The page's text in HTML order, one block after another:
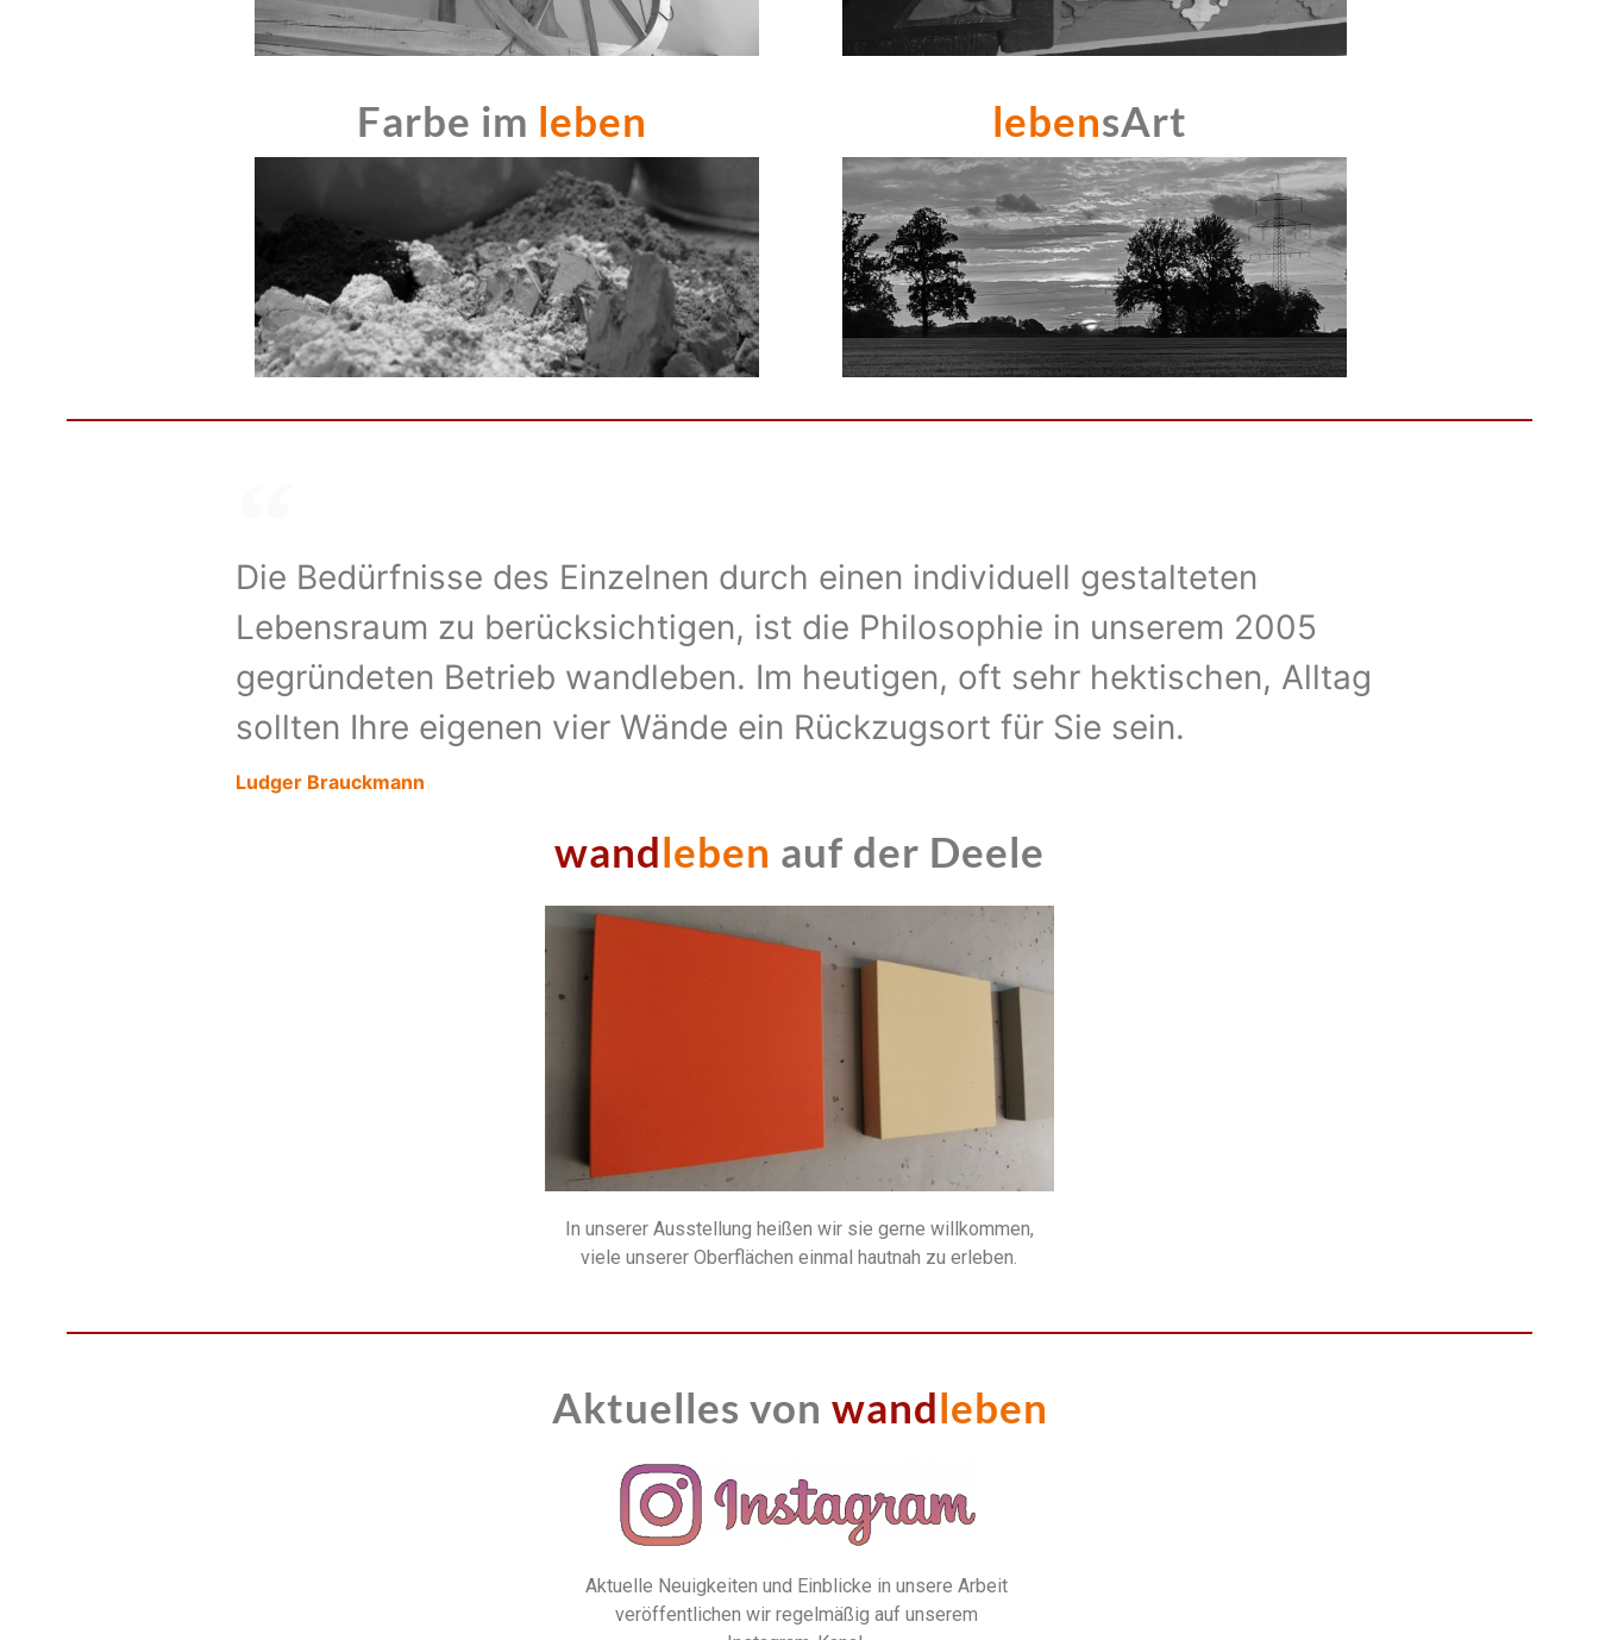
Farbe im leben lebensArt
Die Bedürfnisse des Einzelnen durch einen individuell gestalteten
Lebensraum zu berücksichtigen, ist die Philosophie in unserem 2005
gegründeten Betrieb wandleben. Im heutigen, oft sehr hektischen, Alltag
sollten Ihre eigenen vier Wände ein Rückzugsort für Sie sein.
Ludger Brauckmann
wandleben auf der Deele
In unserer Ausstellung heißen wir sie gerne willkommen,
viele unserer Oberflächen einmal hautnah zu erleben.
Aktuelles von wandleben
Aktuelle Neuigkeiten und Einblicke in unsere Arbeit
veröffentlichen wir regelmäßig auf unserem